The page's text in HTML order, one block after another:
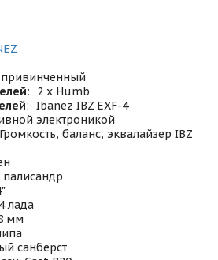
привинченный
:
2 x Humb
: Ibanez IBZ EXF-4
электроникой
Громкость, баланс, эквалайзер IBZ
палисандр
лада
мм
санберст